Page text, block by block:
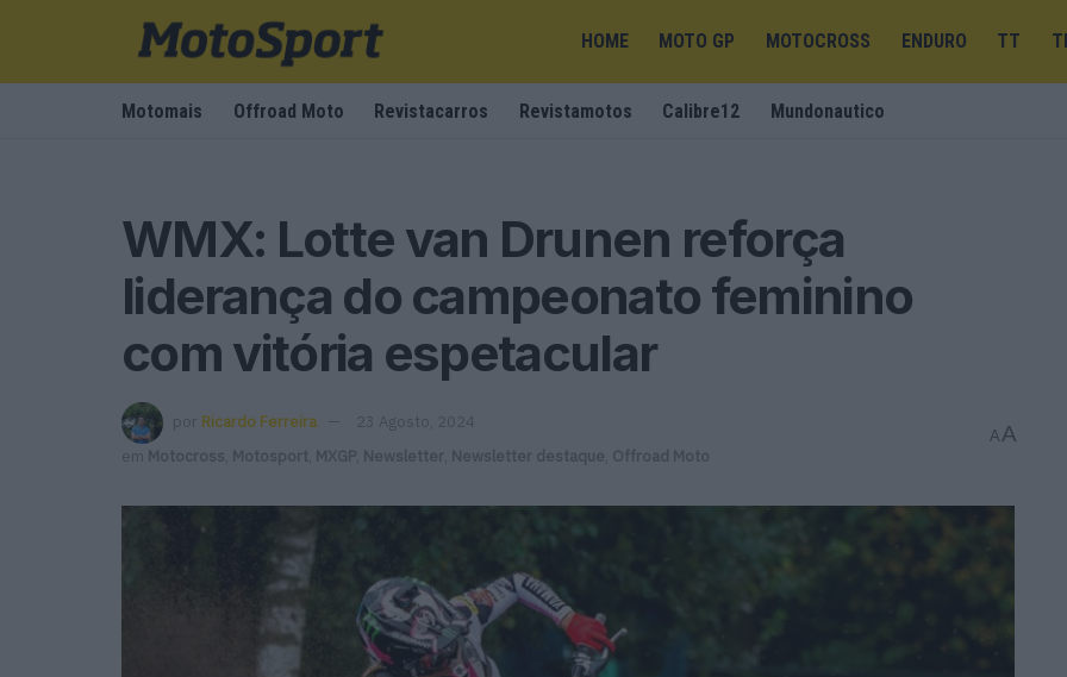
HOME MOTO GP MOTOCROSS ENDURO TT
Motomais Offroad Moto Revistacarros Revistamotos Calibre12 Mundonautico
WMX: Lotte van Drunen reforça
liderança do campeonato feminino
com vitória espetacular
por Ricardo Ferreira
23 Agosto, 2024
em
Motocross Motosport MXGP Newsletter Newsletter destaque Offroad Moto
AA